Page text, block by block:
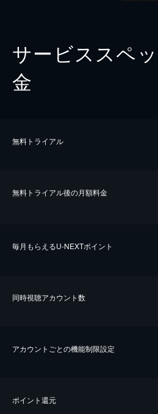
サービススペ
金
無料トライアル
無料トライアル後の⽉額料金
毎⽉もらえるU-NEXTポイント
同時視聴アカウント数
アカウントごとの機能制限設定
ポイント還元